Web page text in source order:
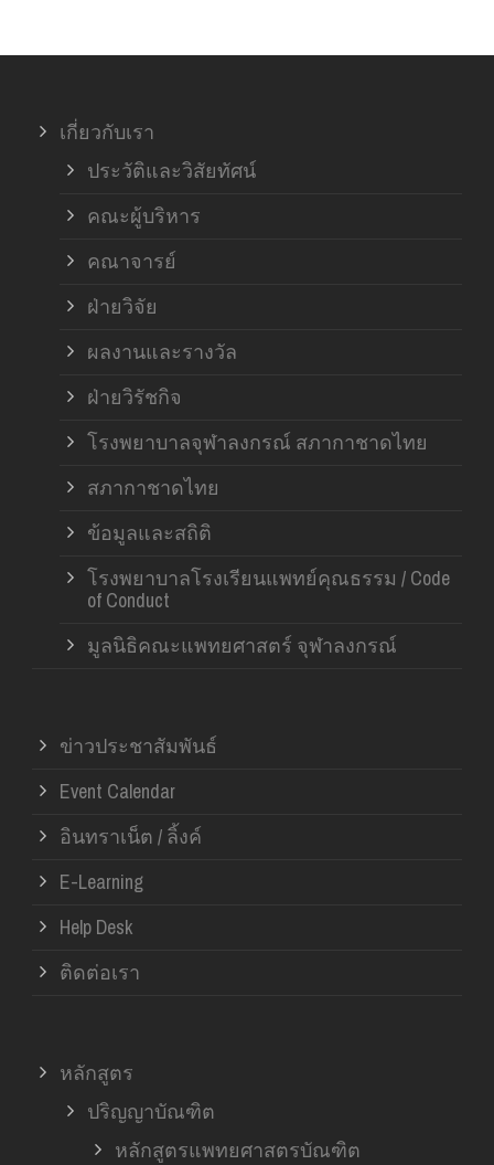
เกี่ยวกับเรา
ประวัติและวิสัยทัศน์
คณะผู้บริหาร
คณาจารย์
ฝ่ายวิจัย
ผลงานและรางวัล
ฝ่ายวิรัชกิจ
โรงพยาบาลจุฬาลงกรณ์ สภากาชาดไทย
สภากาชาดไทย
ข้อมูลและสถิติ
โรงพยาบาลโรงเรียนแพทย์คุณธรรม / Code
of Conduct
มูลนิธิคณะแพทยศาสตร์ จุฬาลงกรณ์
ข่าวประชาสัมพันธ์
Event Calendar
อินทราเน็ต / ลิ้งค์
E-Learning
Help Desk
ติดต่อเรา
หลักสูตร
ปริญญาบัณฑิต
หลักสูตรแพทยศาสตรบัณฑิต